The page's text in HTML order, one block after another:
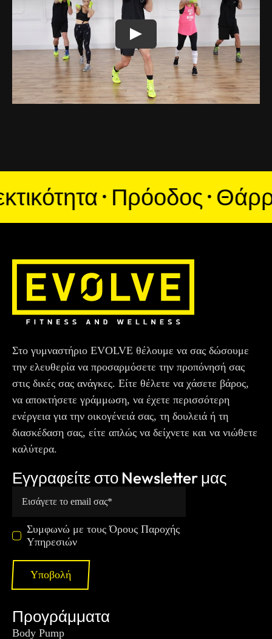
Play
· Πρόοδος ·
Στο γυμναστήριο EVOLVE θέλουμε να σας δώσουμε
την ελευθερία να προσαρμόσετε την προπόνησή σας
στις δικές σας ανάγκες. Είτε θέλετε να χάσετε βάρος,
να αποκτήσετε γράμμωση, να έχετε περισσότερη
ενέργεια για την οικογένειά σας, τη δουλειά ή τη
διασκέδαση σας, είτε απλώς να δείχνετε και να νιώθετε
καλύτερα.
Εγγραφείτε στο Newsletter μας
Συμφωνώ με τους Όρους Παροχής
Υπηρεσιών
Υποβολή
Προγράμματα
Body Pump